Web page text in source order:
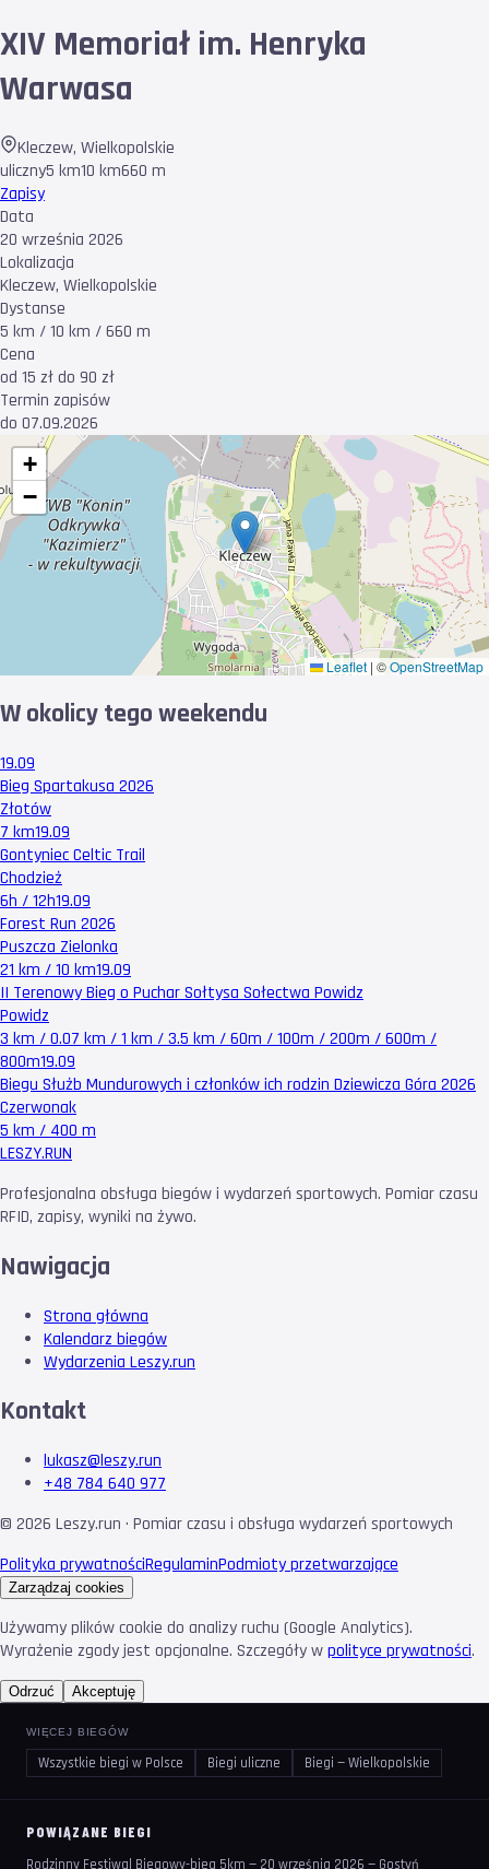
XIV Memoriał im. Henryka
Warwasa
Kleczew, Wielkopolskie
uliczny5 km10 km660 m
Zapisy
Data
20 września 2026
Lokalizacja
Kleczew, Wielkopolskie
Dystanse
5 km / 10 km / 660 m
Cena
od 15 zł do 90 zł
Termin zapisów
do 07.09.2026
+
−
Leaflet | ©OpenStreetMap
W okolicy tego weekendu
19.09
Bieg Spartakusa 2026
Złotów
7 km19.09
Gontyniec Celtic Trail
Chodzież
6h / 12h19.09
Forest Run 2026
Puszcza Zielonka
21 km / 10 km19.09
II Terenowy Bieg o Puchar Sołtysa Sołectwa Powidz
Powidz
3 km / 0.07 km / 1 km / 3.5 km / 60m / 100m / 200m / 600m /
800m19.09
Biegu Służb Mundurowych i członków ich rodzin Dziewicza Góra 2026
Czerwonak
5 km / 400 m
LESZY.RUN
Profesjonalna obsługa biegów i wydarzeń sportowych. Pomiar czasu
RFID, zapisy, wyniki na żywo.
Nawigacja
Strona główna
Kalendarz biegów
Wydarzenia Leszy.run
Kontakt
lukasz@leszy.run
+48 784 640 977
© 2026 Leszy.run · Pomiar czasu i obsługa wydarzeń sportowych
Polityka prywatnościRegulaminPodmioty przetwarzające
Zarządzaj cookies
Używamy plików cookie do analizy ruchu (Google Analytics).
Wyrażenie zgody jest opcjonalne. Szczegóły wpolityce prywatności.
Odrzuć Akceptuję
WIĘCEJ BIEGÓW
Wszystkie biegi w Polsce Biegi uliczne Biegi — Wielkopolskie
POWIĄZANE BIEGI
Rodzinny Festiwal Biegowy-bieg 5km — 20 września 2026 — Gostyń